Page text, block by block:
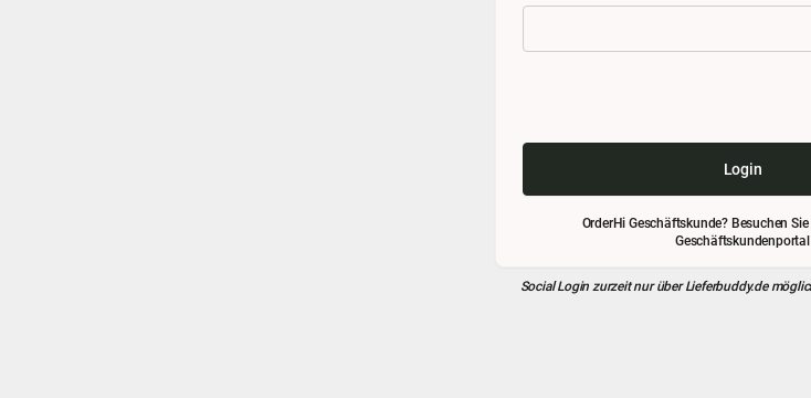
Login
OrderHi Geschäftskunde? Besuchen
Geschäftskundenportal
Social Login zurzeit nur überLieferbuddy.de